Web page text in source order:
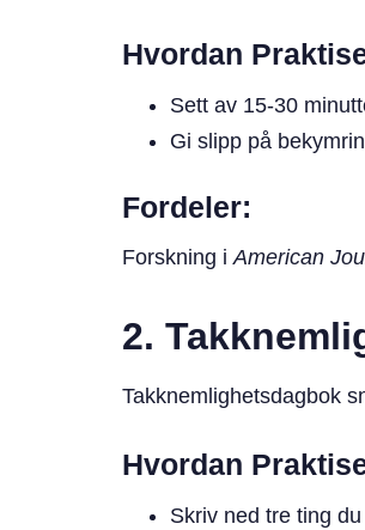
Hvordan
Sett av 15-30
Gi slipp på
Fordeler:
Forskning iAmerican
2.
Takknemlighetsdagbok
Hvordan
Skriv ned tre ting